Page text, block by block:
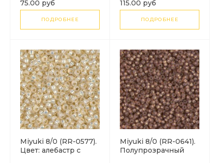
Green S/L Alabaster).
75.00 руб
ПОДРОБНЕЕ
внутри.
115.00 руб
ПОДРОБНЕЕ
Miyuki 8/0 (RR-0577).
Цвет: алебастр с
Miyuki 8/0 (RR-0641).
Полупрозрачный